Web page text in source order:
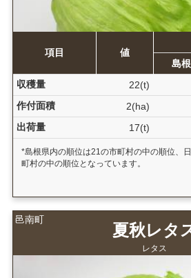
項目 値
島
収穫量
22(t)
作付面積
2(ha)
出荷量
17(t)
*島根県内の順位は21の市町村の中の順位、
町村の中の順位となっています。
邑南町
夏秋レタ
レタス